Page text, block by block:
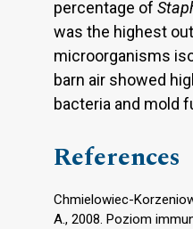
percentage of
was the highest
microorganisms
barn air showed
bacteria and mold
References
Chmielowiec-
A., 2008. Poziom